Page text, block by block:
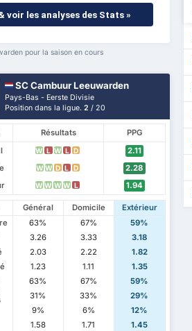
les analyses des Stats »
pour la saison en cours
SC Cambuur Leeuwarden
Pays-Bas - Eerste Divisie
Position dans la ligue.2 / 20
Résultats
PPG
W L W L D
2.11
W W D L D
2.28
W W W W L 1.94
Général Domicile
Extérieur
63% 67%
59%
3.26 3.33
3.18
2.03 2.22
1.82
1.23 1.11
1.35
63% 67%
59%
31% 33%
29%
9% 6%
12%
1.58 1.71
1.45